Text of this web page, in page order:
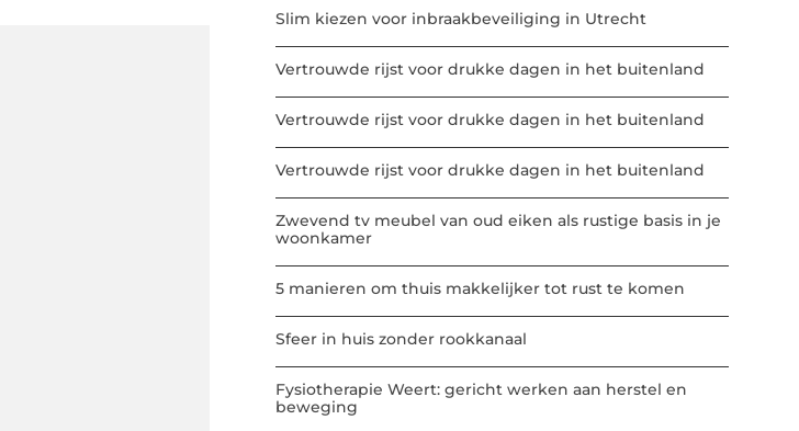
Slim kiezen voor inbraakbeveiliging in Utrecht
Vertrouwde rijst voor drukke dagen in het buitenland
Vertrouwde rijst voor drukke dagen in het buitenland
Vertrouwde rijst voor drukke dagen in het buitenland
Zwevend tv meubel van oud eiken als rustige basis in je
woonkamer
5 manieren om thuis makkelijker tot rust te komen
Sfeer in huis zonder rookkanaal
Fysiotherapie Weert: gericht werken aan herstel en
beweging